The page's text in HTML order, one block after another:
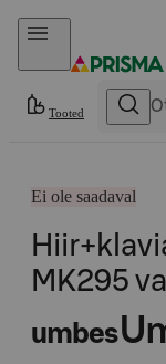
Otse sisu juurde
Tooted
Ei ole saadaval
MK295
umbes